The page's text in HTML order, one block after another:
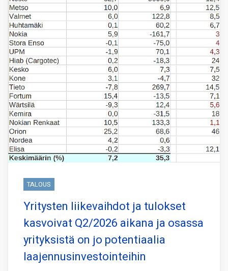
TALOUS
Yritysten liikevaihdot ja tulokset
kasvoivat Q2/2026 aikana ja osassa
yrityksistä on jo potentiaalia
laajennusinvestointeihin